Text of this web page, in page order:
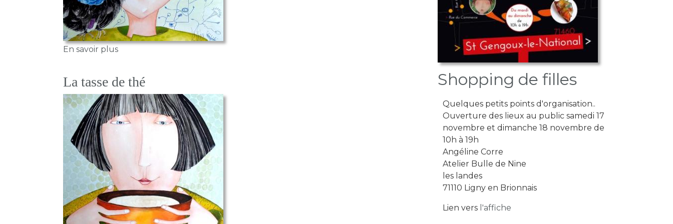
En savoir plussur Le sifilet
La tasse de thé Shopping de filles
Quelques petits points d'organisation..
Ouverture des lieux au public samedi 17
novembre et dimanche 18 novembre de
10h à 19h
Angéline Corre
Atelier Bulle de Nine
les landes
71110 Ligny en Brionnais
Lien vers l'affiche